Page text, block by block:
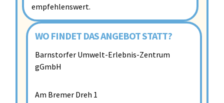
empfehlenswert.
WO FINDET DAS ANGEBOT STATT?
Barnstorfer Umwelt-Erlebnis-Zentrum
gGmbH
Am Bremer Dreh 1